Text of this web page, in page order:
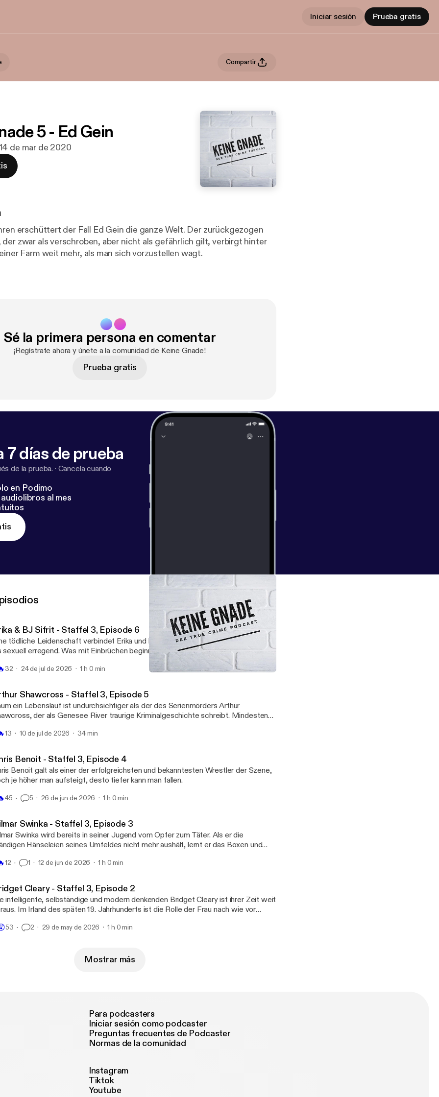
Iniciar sesión Prueba gratis
Compartir
5 - Ed Gein
de mar de 2020
erschüttert der Fall Ed Gein die ganze Welt. Der zurückgezogen
zwar als verschroben, aber nicht als gefährlich gilt, verbirgt hinter
Farm weit mehr, als man sich vorzustellen wagt.
Sé la primera persona en comentar
¡Regístrate ahora y únete a la comunidad de Keine Gnade!
Prueba gratis
7 días de prueba
de la prueba. · Cancela cuando
en Podimo
al mes
& BJ Sifrit - Staffel 3, Episode 6
tödliche Leidenschaft verbindet Erika und BJ Sifrit - Das Paar empfindet Gewalt
sexuell erregend. Was mit Einbrüchen beginnt, endet in einem makabren Spiel aus
32 24 de jul de 2026 1 h 0 min
Shawcross - Staffel 3, Episode 5
ein Lebenslauf ist undurchsichtiger als der des Serienmörders Arthur
der als Genesee River traurige Kriminalgeschichte schreibt. Mindestens
13 10 de jul de 2026 34 min
Benoit - Staffel 3, Episode 4
Benoit galt als einer der erfolgreichsten und bekanntesten Wrestler der Szene,
je höher man aufsteigt, desto tiefer kann man fallen.
45 5 26 de jun de 2026 1 h 0 min
Swinka - Staffel 3, Episode 3
Swinka wird bereits in seiner Jugend vom Opfer zum Täter. Als er die
Hänseleien seines Umfeldes nicht mehr aushält, lernt er das Boxen und
der die Geschichte der ehemaligen DDR geprägt hat.
12 1 12 de jun de 2026 1 h 0 min
Cleary - Staffel 3, Episode 2
intelligente, selbständige und modern denkenden Bridget Cleary ist ihrer Zeit weit
Im Irland des späten 19. Jahrhunderts ist die Rolle der Frau nach wie vor
und durchlebt ein unvorstellbares Martyrium, dass mit ihrem brutalen
53 2 29 de may de 2026 1 h 0 min
Mostrar más
Para podcasters
Iniciar sesión como podcaster
Preguntas frecuentes de Podcaster
Normas de la comunidad
Instagram
Tiktok
Youtube